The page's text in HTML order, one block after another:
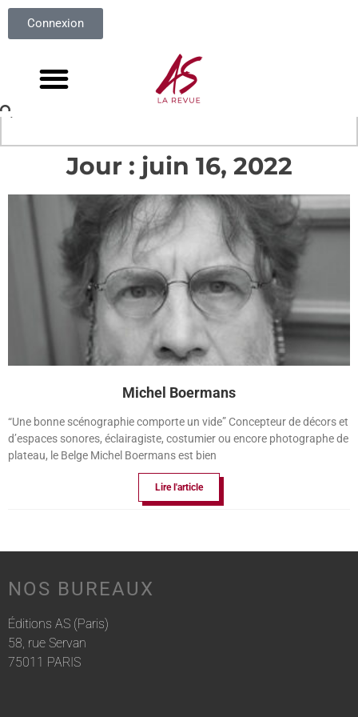
Connexion
Jour : juin 16, 2022
Michel Boermans
“Une bonne scénographie comporte un vide” Concepteur de décors et
d’espaces sonores, éclairagiste, costumier ou encore photographe de
plateau, le Belge Michel Boermans est bien
Lire l'article
NOS BUREAUX
Éditions AS (Paris)
58, rue Servan
75011 PARIS